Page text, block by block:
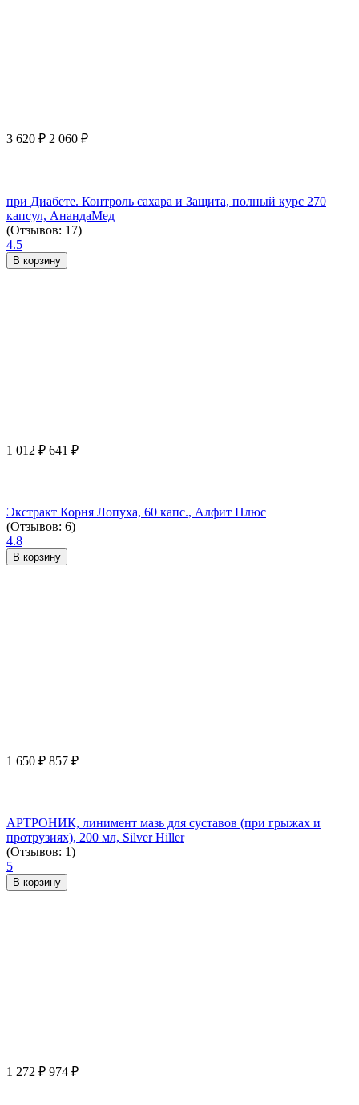
3 620 ₽ 2 060 ₽
при Диабете. Контроль сахара и Защита, полный курс 270
капсул, АнандаМед
(Отзывов: 17)
4.5
В корзину
1 012 ₽ 641 ₽
Экстракт Корня Лопуха, 60 капс., Алфит Плюс
(Отзывов: 6)
4.8
В корзину
1 650 ₽ 857 ₽
АРТРОНИК, линимент мазь для суставов (при грыжах и
протрузиях), 200 мл, Silver Hiller
(Отзывов: 1)
5
В корзину
1 272 ₽ 974 ₽